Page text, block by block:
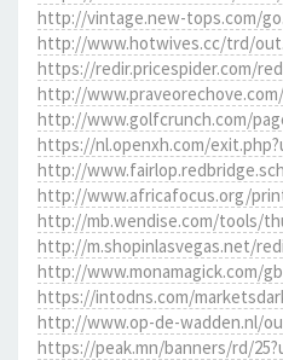
http://vintage.new-tops.com/
http://www.hotwives.cc/trd/
https://redir.pricespider.com/
http://
http://www.golfcrunch.com/
https://nl.openxh.com/
http://
http://www.africafocus.org/
http://mb.wendise.com/tools/
http://m.shopinlasvegas.net/
http://www.monamagick.com/
https://intodns.com/
http://www.op-de-wadden.nl/
https://peak.mn/banners/rd/